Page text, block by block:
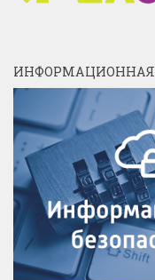
ИНФОРМАЦИОННАЯ